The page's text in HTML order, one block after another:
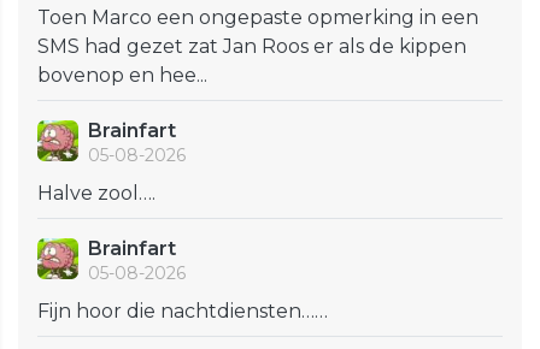
Toen Marco een ongepaste opmerking in een
SMS had gezet zat Jan Roos er als de kippen
bovenop en hee...
Brainfart
05-08-2026
Halve zool….
Brainfart
05-08-2026
Fijn hoor die nachtdiensten……